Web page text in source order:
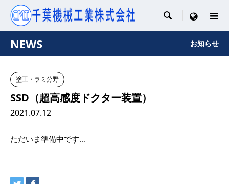
 menu
NEWS お知らせ
塗工・ラミ分野
SSD（超高感度ドクター装置）
2021.07.12
ただいま準備中です…